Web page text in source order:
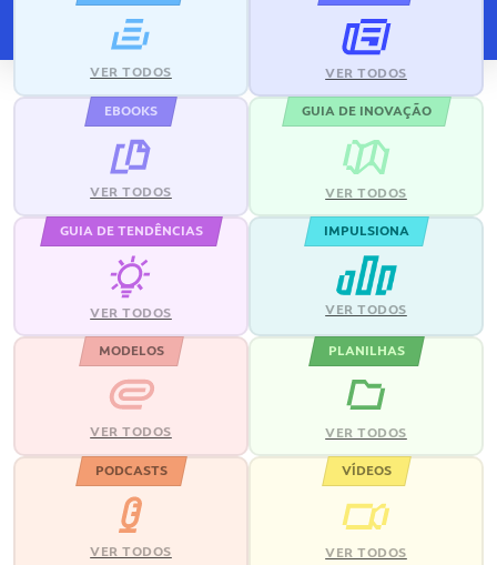
VER TODOS VER TODOS
EBOOKS
VER TODOS
GUIA DE INOVAÇÃO
VER TODOS
GUIA DE TENDÊNCIAS
VER TODOS
IMPULSIONA
VER TODOS
MODELOS
VER TODOS
PLANILHAS
VER TODOS
PODCASTS
VER TODOS
VÍDEOS
VER TODOS